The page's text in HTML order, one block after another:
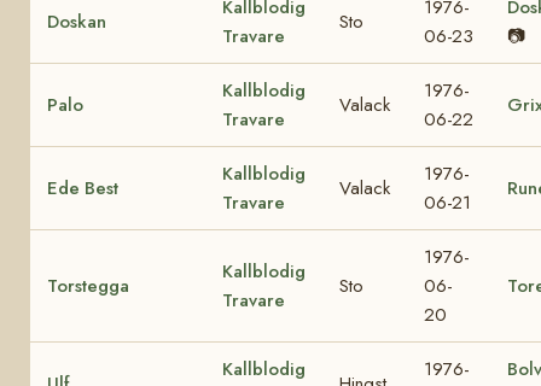
Doskan
Kallblodig
Travare
Sto
1976-
06-23
📷
Palo
Kallblodig
Travare
Valack
1976-
06-22
Ede Best
Kallblodig
Travare
Valack
1976-
06-21
Torstegga
Kallblodig
Travare
Sto
1976-
06-
20
Kallblodig
1976-